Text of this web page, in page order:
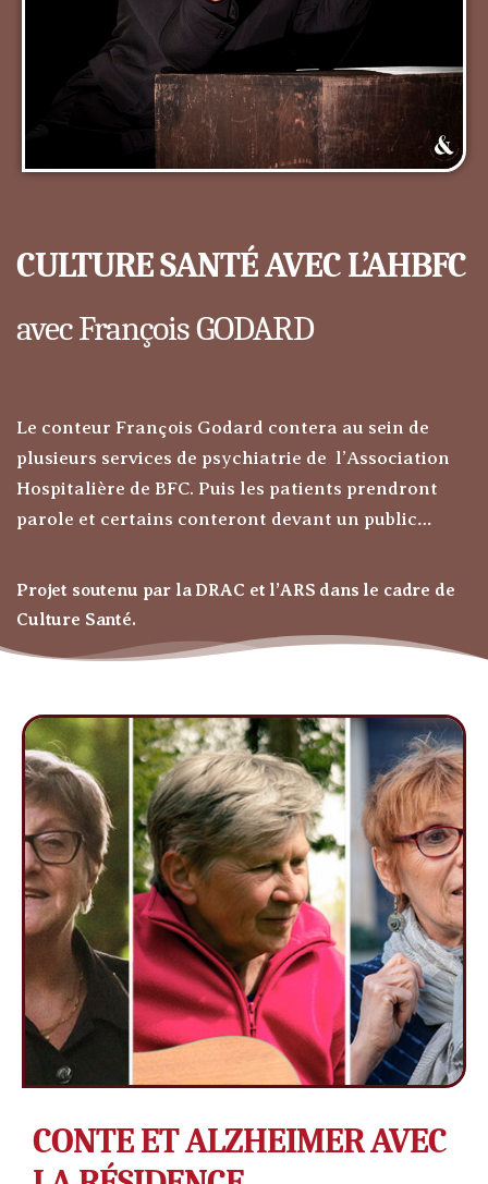
CULTURE SANTÉ AVEC L’AHBFC
avec François GODARD
Le conteur François Godard contera au sein de
plusieurs services de psychiatrie de l’Association
Hospitalière de BFC. Puis les patients prendront
parole et certains conteront devant un public…
Projet soutenu par la DRAC et l’ARS dans le cadre de
Culture Santé.
CONTE ET ALZHEIMER AVEC